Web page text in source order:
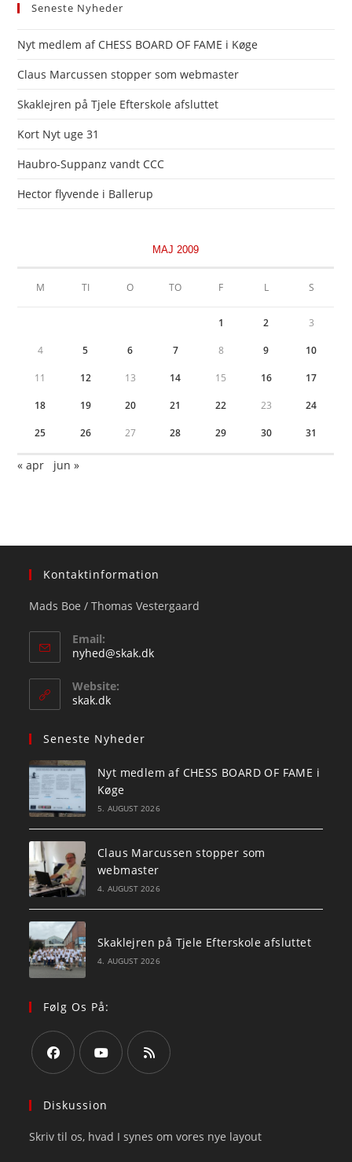
Seneste Nyheder
Nyt medlem af CHESS BOARD OF FAME i Køge
Claus Marcussen stopper som webmaster
Skaklejren på Tjele Efterskole afsluttet
Kort Nyt uge 31
Haubro-Suppanz vandt CCC
Hector flyvende i Ballerup
MAJ 2009
M TI O TO F L S
1 2 3
4 5 6 7 8 9 10
11 12 13 14 15 16 17
18 19 20 21 22 23 24
25 26 27 28 29 30 31
« apr jun »
Kontaktinformation
Mads Boe / Thomas Vestergaard
Email:
nyhed@skak.dkOpens
Website:
skak.dk
Seneste Nyheder
Nyt medlem af CHESS BOARD OF FAME i
Køge
5. AUGUST 2026
Claus Marcussen stopper som
webmaster
4. AUGUST 2026
Skaklejren på Tjele Efterskole afsluttet
4. AUGUST 2026
Følg Os På:
in
new
in
new
new
Diskussion
Skriv til os, hvad I synes om vores nye layout